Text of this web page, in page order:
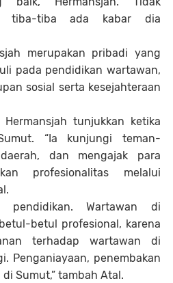
tiba-tiba ada kabar dia
merupakan pribadi yang
pada pendidikan wartawan,
sosial serta kesejahteraan
tunjukkan ketika
“Ia kunjungi teman-
dan mengajak para
profesionalitas melalui
pendidikan. Wartawan di
betul profesional, karena
terhadap wartawan di
Penganiayaan, penembakan
Sumut,” tambah Atal.